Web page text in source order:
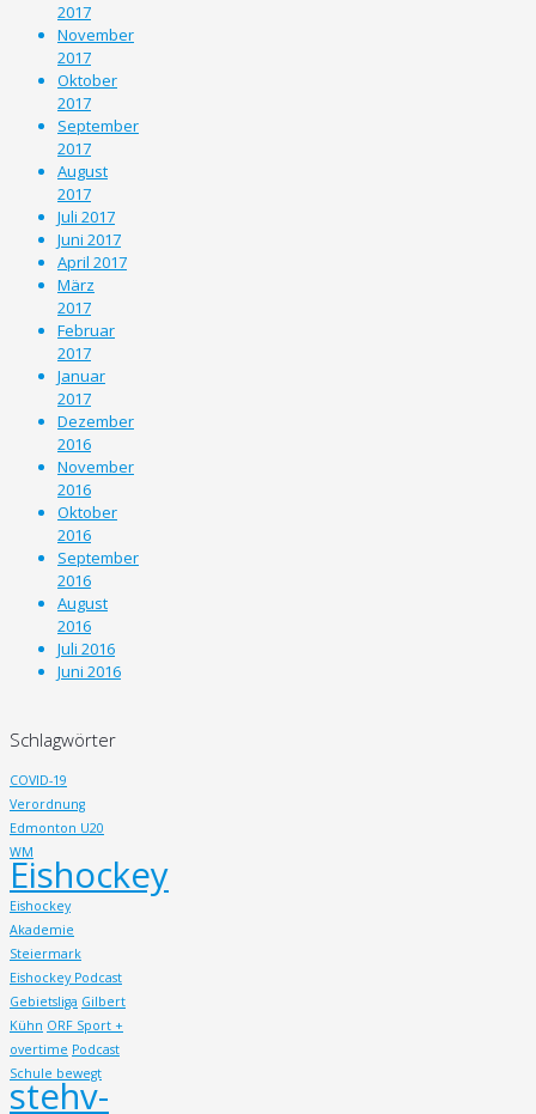
2017
November
2017
Oktober
2017
September
2017
August
2017
Juli 2017
Juni 2017
April 2017
März
2017
Februar
2017
Januar
2017
Dezember
2016
November
2016
Oktober
2016
September
2016
August
2016
Juli 2016
Juni 2016
Schlagwörter
COVID-19
Verordnung
Edmonton U20
WM
Eishockey
Eishockey
Akademie
Steiermark
Eishockey Podcast
Gebietsliga Gilbert
Kühn ORF Sport +
overtime Podcast
Schule bewegt
stehv-